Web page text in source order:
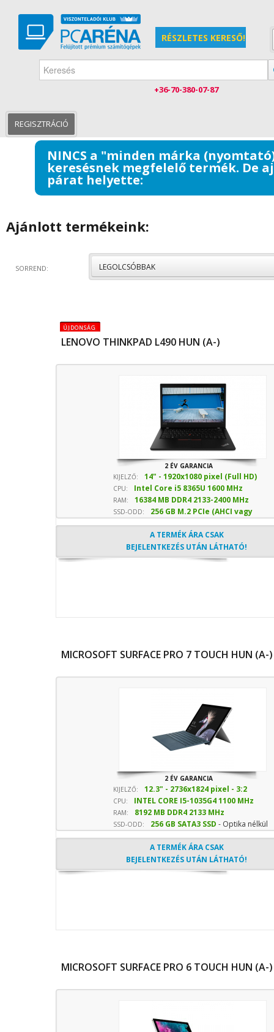
RÉSZLETES KERESŐ!
+36-70-380-07-87
REGISZTRÁCIÓ
KEZDŐLAP
NINCS a "minden márka
keresésnek megfelelő termék. De
párat helyette:
Ajánlott termékeink:
SORREND: LEGOLCSÓBBAK
ÚJDONSÁG
LENOVO THINKPAD L490 HUN (A-)
2 ÉV GARANCIA
KIJELZŐ:
14" - 1920x1080 pixel (Full HD)
CPU:
Intel Core i5 8365U 1600 MHz
sebesség
RAM: 16384 MB DDR4 2133-2400 MHz
SSD-ODD:
256 GB M.2 PCIe (AHCI vagy
NVMe) SSD- Optika nélkül
A TERMÉK ÁRA CSAK
BEJELENTKEZÉS UTÁN LÁTHATÓ!
MICROSOFT SURFACE PRO 7 TOUCH HUN (A-)
2 ÉV GARANCIA
KIJELZŐ:
12.3" - 2736x1824 pixel - 3:2
képarány
CPU:
INTEL CORE I5-1035G4 1100 MHz
sebesség
RAM: 8192 MB DDR4 2133 MHz
SSD-ODD: 256 GB SATA3 SSD - Optika nélkül
A TERMÉK ÁRA CSAK
BEJELENTKEZÉS UTÁN LÁTHATÓ!
MICROSOFT SURFACE PRO 6 TOUCH HUN (A-)